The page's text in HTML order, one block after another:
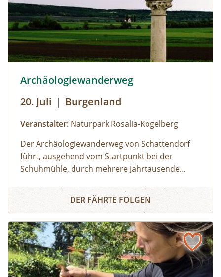
sind zu den Öffnungszeiten möglich; Führungen
von Gruppen nach Voranmeldung.
Archäologiewanderweg
20. Juli | Burgenland
Veranstalter: Naturpark Rosalia-Kogelberg
Der Archäologiewanderweg von Schattendorf
führt, ausgehend vom Startpunkt bei der
Schuhmühle, durch mehrere Jahrtausende
Wanderung in und um Schattendorf führt die
Archäologin Manuela Thurner durch die
Fundstellen und erzählt mehr über
Schattendorfs vergangene Jahrtausende.
Archäologiewanderweg
DER FÄHRTE FOLGEN